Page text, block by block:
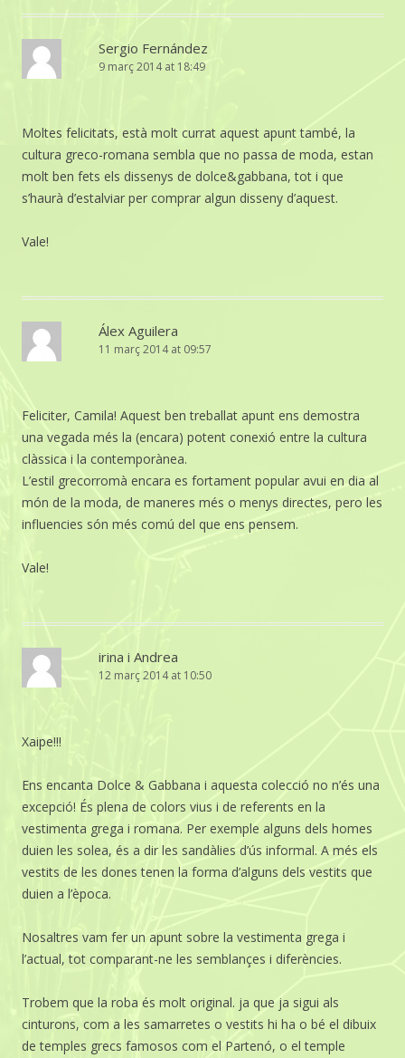
Sergio Fernández
9 març 2014 at 18:49
Moltes felicitats, està molt currat aquest apunt també, la
cultura greco-romana sembla que no passa de moda, estan
molt ben fets els dissenys de dolce&gabbana, tot i que
s’haurà d’estalviar per comprar algun disseny d’aquest.
Vale!
Álex Aguilera
11 març 2014 at 09:57
Feliciter, Camila! Aquest ben treballat apunt ens demostra
una vegada més la (encara) potent conexió entre la cultura
clàssica i la contemporànea.
L’estil grecorromà encara es fortament popular avui en dia al
món de la moda, de maneres més o menys directes, pero les
influencies són més comú del que ens pensem.
Vale!
irina i Andrea
12 març 2014 at 10:50
Xaipe!!!
Ens encanta Dolce & Gabbana i aquesta colecció no n’és una
excepció! És plena de colors vius i de referents en la
vestimenta grega i romana. Per exemple alguns dels homes
duien les solea, és a dir les sandàlies d’ús informal. A més els
vestits de les dones tenen la forma d’alguns dels vestits que
duien a l’època.
Nosaltres vam fer un apunt sobre la vestimenta grega i
l’actual, tot comparant-ne les semblançes i diferències.
Trobem que la roba és molt original. ja que ja sigui als
cinturons, com a les samarretes o vestits hi ha o bé el dibuix
de temples grecs famosos com el Partenó, o el temple